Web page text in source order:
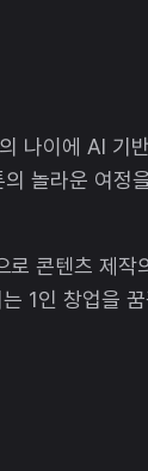
나이에 AI 기
놀라운 여정
로 콘텐츠 제
1인 창업을